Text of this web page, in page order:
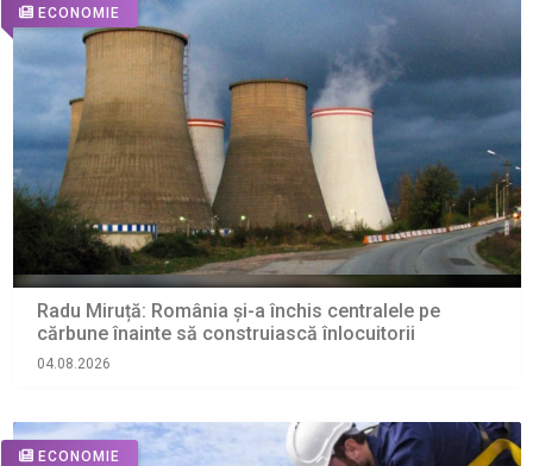
ECONOMIE
Radu Miruță: România și-a închis centralele pe
cărbune înainte să construiască înlocuitorii
04.08.2026
ECONOMIE